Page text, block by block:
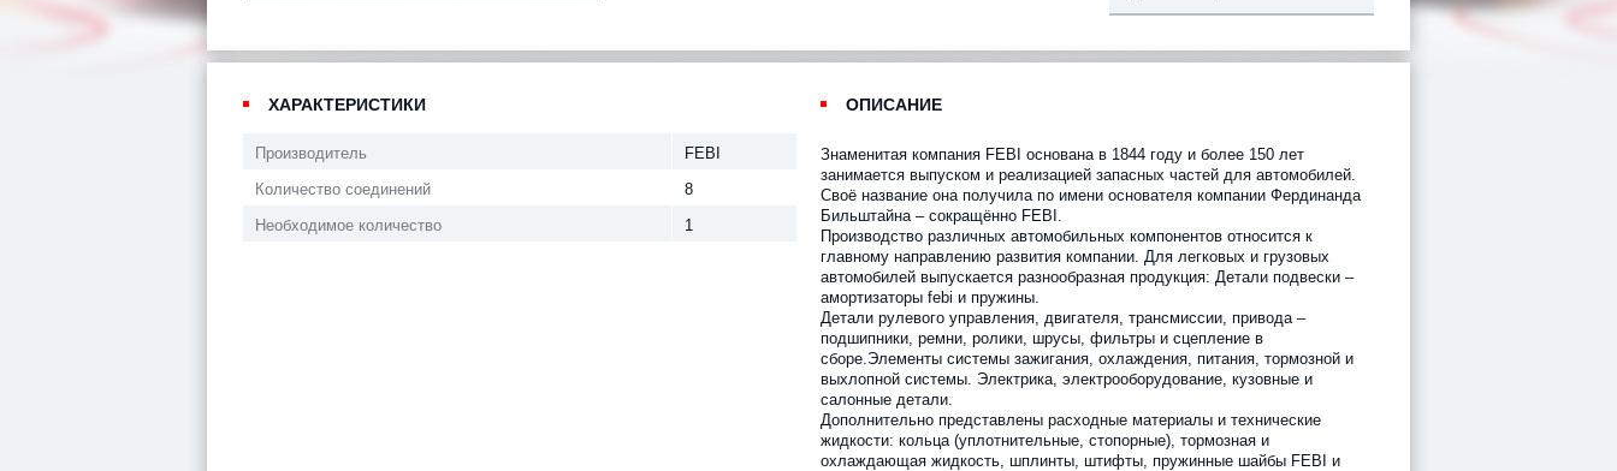
ХАРАКТЕРИСТИКИ
Производитель
FEBI
Количество соединений
8
Необходимое количество
1
ОПИСАНИЕ
Знаменитая компания FEBI основана в 1844 году и более 150 лет
занимается выпуском и реализацией запасных частей для автомобилей.
Своё название она получила по имени основателя компании Фердинанда
Бильштайна – сокращённо FEBI.
Производство различных автомобильных компонентов относится к
главному направлению развития компании. Для легковых и грузовых
автомобилей выпускается разнообразная продукция: Детали подвески –
амортизаторы febi и пружины.
Детали рулевого управления, двигателя, трансмиссии, привода –
подшипники, ремни, ролики, шрусы, фильтры и сцепление в
сборе.Элементы системы зажигания, охлаждения, питания, тормозной и
выхлопной системы. Электрика, электрооборудование, кузовные и
салонные детали.
Дополнительно представлены расходные материалы и технические
жидкости: кольца (уплотнительные, стопорные), тормозная и
охлаждающая жидкость, шплинты, штифты, пружинные шайбы FEBI и